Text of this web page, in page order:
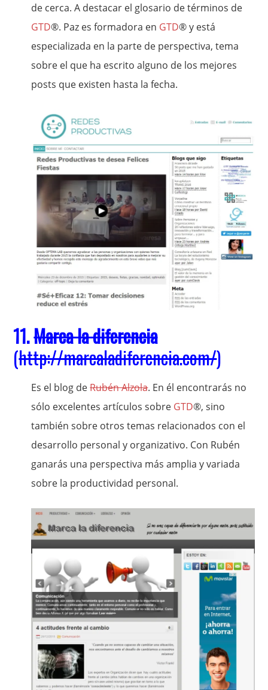
de cerca. A destacar el glosario de términos de
GTD®. Paz es formadora en GTD® y está
especializada en la parte de perspectiva, tema
sobre el que ha escrito alguno de los mejores
posts que existen hasta la fecha.
11.Marca la diferencia
(http://marcaladiferencia.com/)
Es el blog deRubén Alzola. En él encontrarás no
sólo excelentes artículos sobre GTD®, sino
también sobre otros temas relacionados con el
desarrollo personal y organizativo. Con Rubén
ganarás una perspectiva más amplia y variada
sobre la productividad personal.